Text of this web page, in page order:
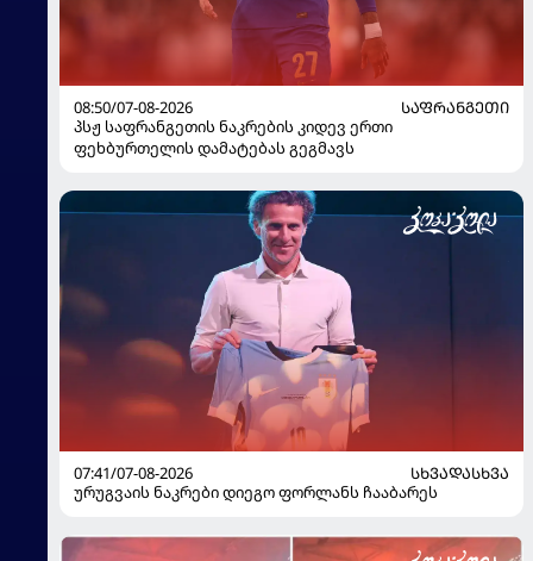
08:50/07-08-2026
ᲡᲐᲤᲠᲐᲜᲒᲔᲗᲘ
პსჟ საფრანგეთის ნაკრების კიდევ ერთი
ფეხბურთელის დამატებას გეგმავს
07:41/07-08-2026
ᲡᲮᲕᲐᲓᲐᲡᲮᲕᲐ
ურუგვაის ნაკრები დიეგო ფორლანს ჩააბარეს